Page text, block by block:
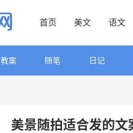
首页 美文 语文
教案 随笔 日记
美景随拍适合发的